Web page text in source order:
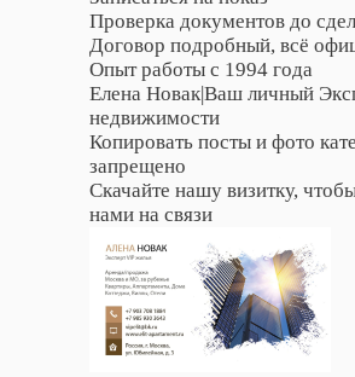
Проверка документов до
Договор подробный, всё
Опыт работы с 1994 года
Елена Новак|Ваш личный
недвижимости
Копировать посты и фото
запрещено
Скачайте нашу визитку,
нами на связи